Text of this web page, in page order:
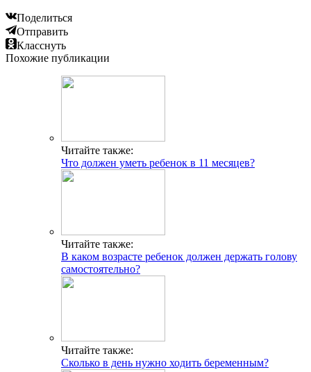
Поделиться
Отправить
Класснуть
Похожие публикации
Читайте также:
Что должен уметь ребенок в 11 месяцев?
Читайте также:
В каком возрасте ребенок должен держать голову
самостоятельно?
Читайте также:
Сколько в день нужно ходить беременным?